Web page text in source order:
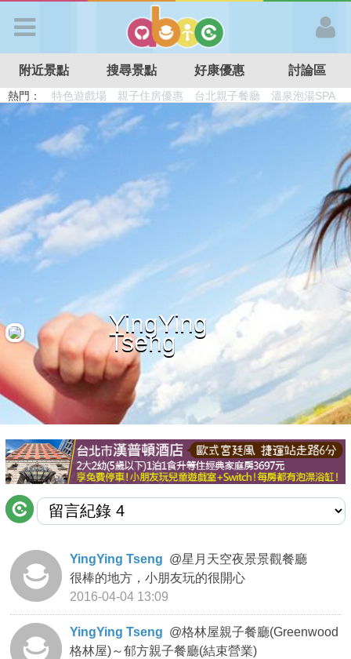
APP登入
首 頁
搜尋景點
好康優惠
最新留言
商家合作
推薦景點
討論區
聯絡我們
APP下載
附近景點 搜尋景點 好康優惠 討論區
熱門： 溜滑梯民宿 觀光工廠 DIY摘果
日本親子景點
特色遊戲場
親子住房優惠 台北親子餐廳 溫泉泡湯SPA
YingYing
Tseng
YingYing Tseng @星月天空夜景景觀餐廳
很棒的地方，小朋友玩的很開心
2016-04-04 13:09
YingYing Tseng @格林屋親子餐廳(Greenwood
格林屋)～郁方親子餐廳(結束營業)